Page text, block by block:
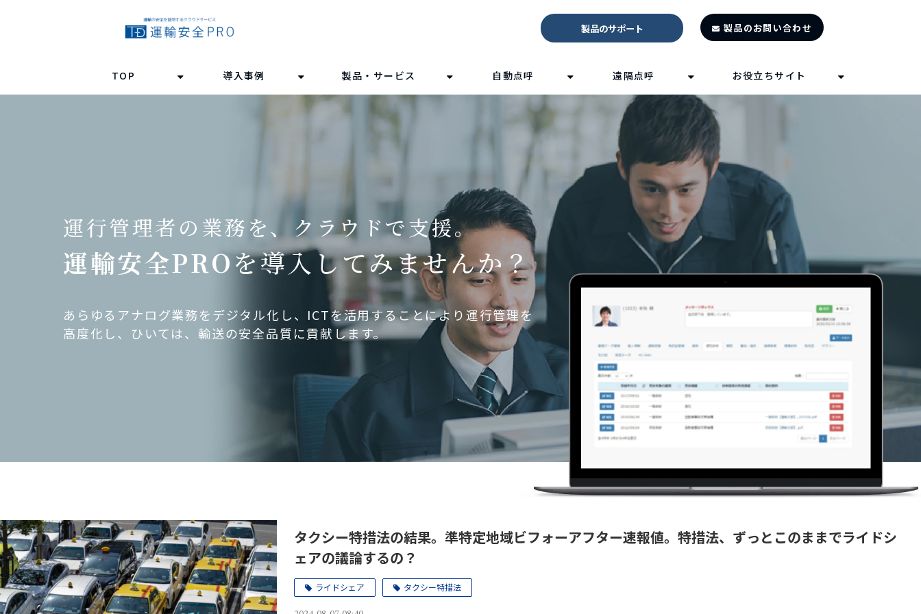
製品のサポート 製品のお問い合わせ
TOP 導入事例 製品・サービス 自動点呼 遠隔点呼 お役立ちサイト
運行管理者の業務を、クラウドで支援。
運輸安全PROを導入してみませんか？
あらゆるアナログ業務をデジタル化し、ICTを活用することにより運行管理を
高度化し、ひいては、輸送の安全品質に貢献します。
タクシー特措法の結果。準特定地域ビフォーアフター速報値。特措法、ずっとこのままでライドシ
ェアの議論するの？
ライドシェア タクシー特措法